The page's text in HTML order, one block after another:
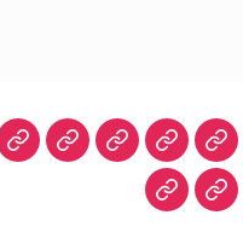
Startseite
WarumBibliografie
Vita
|